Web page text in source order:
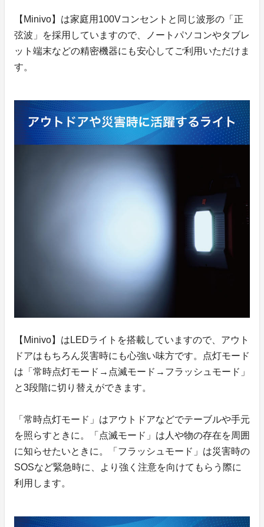
【Minivo】は家庭用100Vコンセントと同じ波形の「正
弦波」を採用していますので、ノートパソコンやタブレ
ット端末などの精密機器にも安心してご利用いただけま
す。
【Minivo】はLEDライトを搭載していますので、アウト
ドアはもちろん災害時にも心強い味方です。点灯モード
は「常時点灯モード→点滅モード→フラッシュモード」
と3段階に切り替えができます。
「常時点灯モード」はアウトドアなどでテーブルや手元
を照らすときに。「点滅モード」は人や物の存在を周囲
に知らせたいときに。「フラッシュモード」は災害時の
SOSなど緊急時に、より強く注意を向けてもらう際に
利用します。